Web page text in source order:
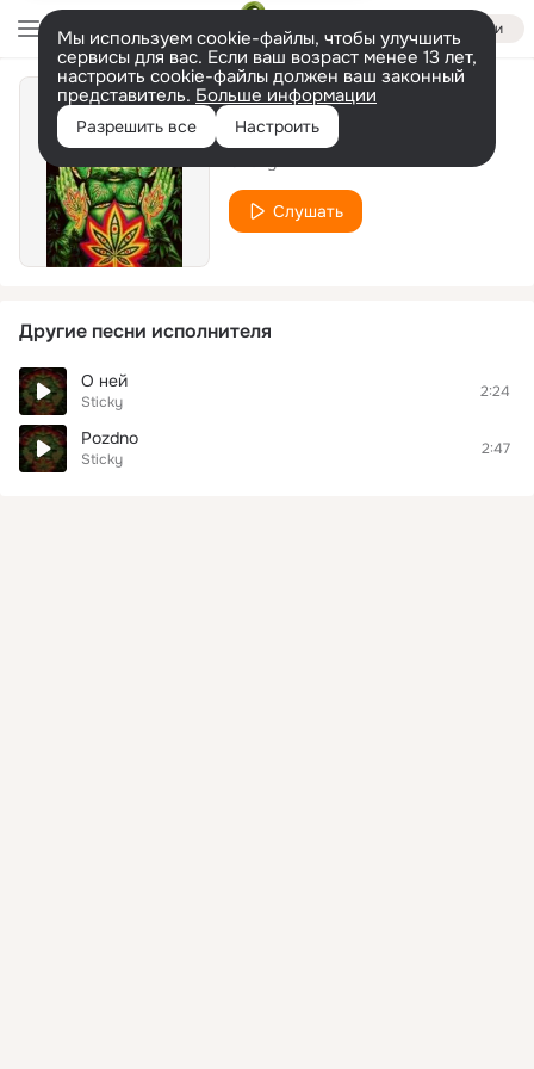
Войти
Мы используем cookie-файлы, чтобы улучшить
сервисы для вас. Если ваш возраст менее 13 лет,
настроить cookie-файлы должен ваш законный
представитель. Больше информации
Разрешить все Настроить
Обреченный
Слушать
Другие песни исполнителя
О ней
Sticky
2:24
Pozdno
Sticky
2:47